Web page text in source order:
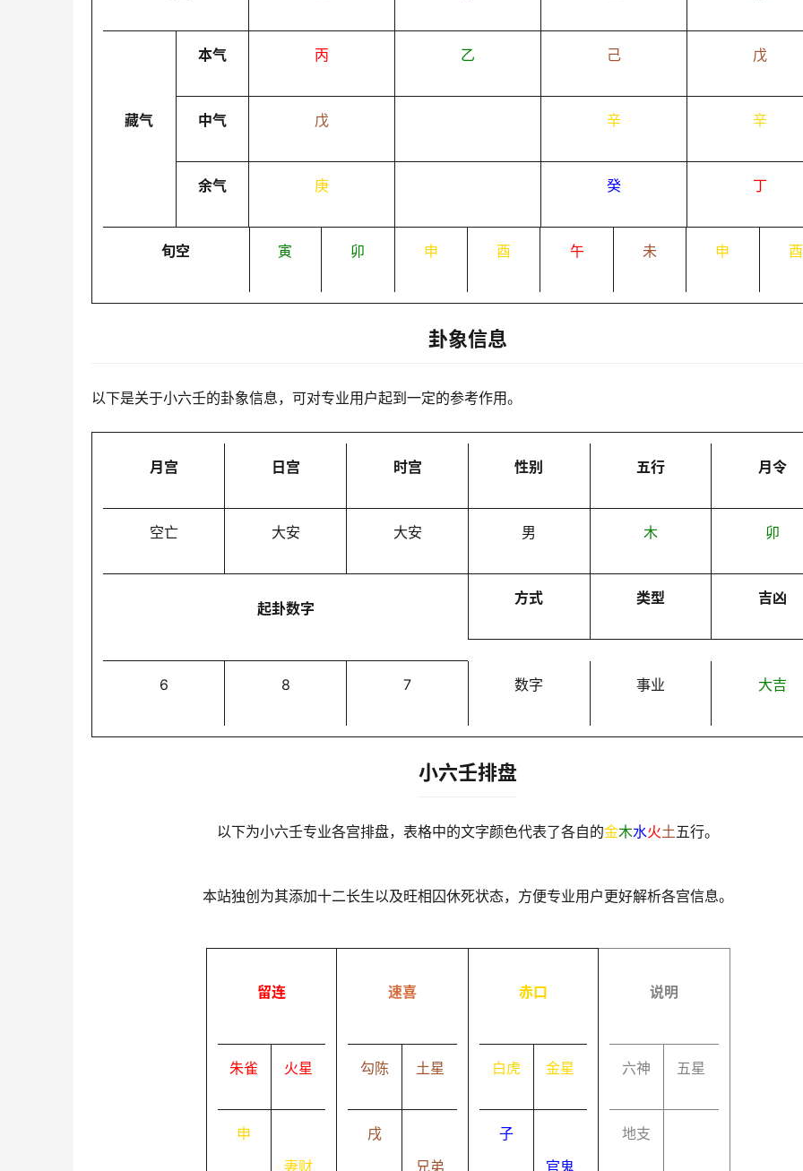
本气 丙 乙 己 戊
藏气 中气 戊 辛 辛
余气 庚 癸 丁
旬空 寅 卯 申 酉 午 未 申 酉
卦象信息
以下是关于小六壬的卦象信息，可对专业用户起到一定的参考作用。
月宫 日宫 时宫 性别 五行 月令
空亡 大安 大安 男 木 卯
起卦数字
方式 类型 吉凶
6 8 7 数字 事业 大吉
小六壬排盘
以下为小六壬专业各宫排盘，表格中的文字颜色代表了各自的金木水火土五行。
本站独创为其添加十二长生以及旺相囚休死状态，方便专业用户更好解析各宫信息。
留连
朱雀 火星
申
妻财
速喜
勾陈 土星
戌
兄弟
赤口
白虎 金星
子
官鬼
说明
六神 五星
地支